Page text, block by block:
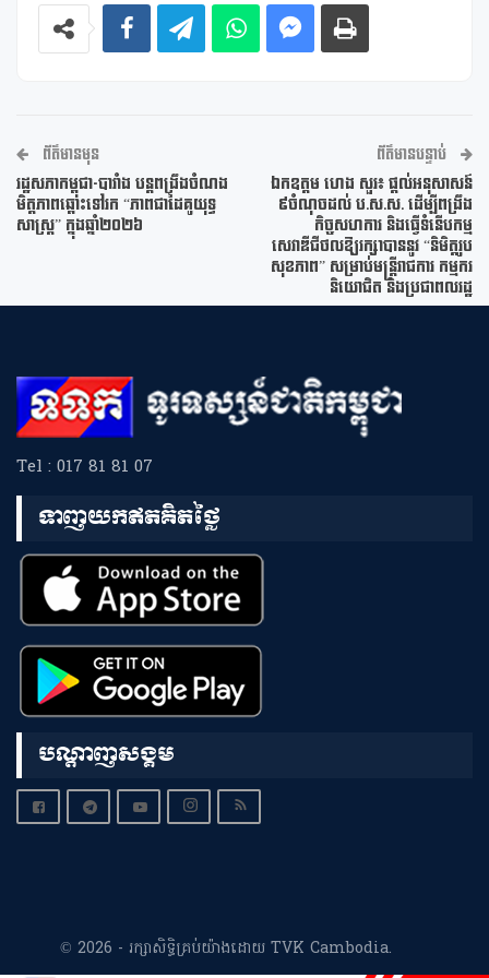
ព័ត៌មានមុន
រដ្ឋសភាកម្ពុជា-បារាំង បន្តពង្រឹងចំណង
មិត្តភាពឆ្ពោះទៅរក “ភាពជាដៃគូយុទ្ធ
សាស្ត្រ” ក្នុងឆ្នាំ២០២៦
ព័ត៌មានបន្ទាប់
ឯកឧត្តម ហេង សួរ៖ ផ្តល់អនុសាសន៍
៩ចំណុចដល់ ប.ស.ស. ដើម្បីពង្រឹង
កិច្ចសហការ និងធ្វើទំនើបកម្ម
សេវាឌីជីថលឱ្យរក្សាបាននូវ “និមិត្តរូប
សុខភាព” សម្រាប់មន្រ្តីរាជការ កម្មករ
និយោជិត និងប្រជាពលរដ្ឋ
Tel : 017 81 81 07
ទាញយកឥតគិតថ្លៃ
បណ្តាញសង្គម
© 2026 - រក្សាសិទ្ធិគ្រប់យ៉ាងដោយ TVK Cambodia.